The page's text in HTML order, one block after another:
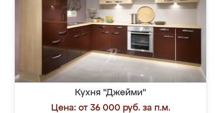
Кухня "Джейми"
Цена: от 36 000 руб. за п.м.